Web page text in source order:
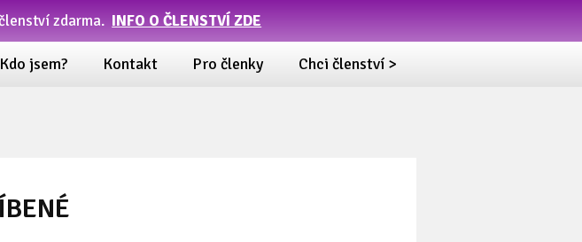
zdarma. INFO O ČLENSTVÍ ZDE
Kdo jsem? Kontakt Pro členky Chci členství >